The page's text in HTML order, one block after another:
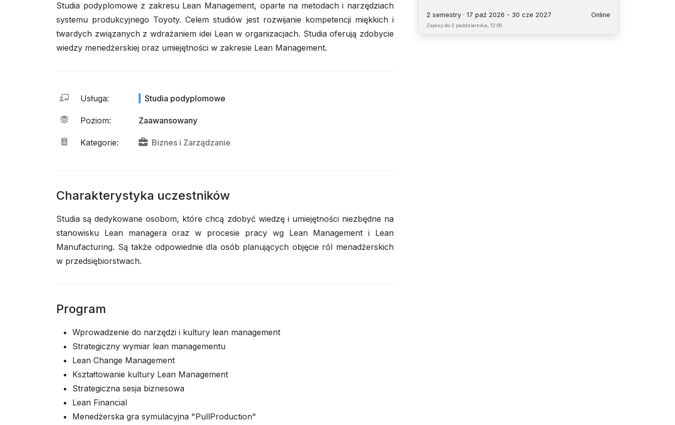
2 semestry · 17 paź 2026 - 30 cze 2027
Zapisy do 2 października, 12:00
Online
Studia podyplomowe z zakresu Lean Management, oparte na metodach i narzędziach
systemu produkcyjnego Toyoty. Celem studiów jest rozwijanie kompetencji miękkich i
twardych związanych z wdrażaniem idei Lean w organizacjach. Studia oferują zdobycie
wiedzy menedżerskiej oraz umiejętności w zakresie Lean Management.
Usługa: Studia podyplomowe
Poziom: Zaawansowany
Kategorie: Biznes i Zarządzanie
Charakterystyka uczestników
Studia są dedykowane osobom, które chcą zdobyć wiedzę i umiejętności niezbędne na
stanowisku Lean managera oraz w procesie pracy wg Lean Management i Lean
Manufacturing. Są także odpowiednie dla osób planujących objęcie ról menadżerskich
w przedsiębiorstwach.
Program
Wprowadzenie do narzędzi i kultury lean management
Strategiczny wymiar lean managementu
Lean Change Management
Kształtowanie kultury Lean Management
Strategiczna sesja biznesowa
Lean Financial
Menedżerska gra symulacyjna "PullProduction"